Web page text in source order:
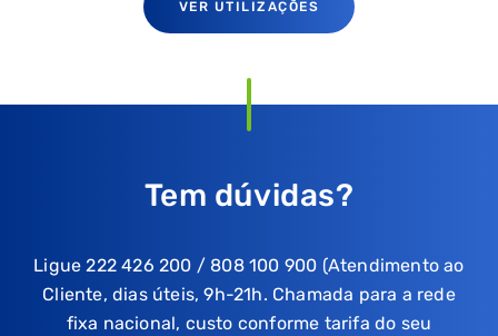
VER UTILIZAÇÕES
Tem dúvidas?
Ligue 222 426 200 / 808 100 900 (Atendimento ao
Cliente, dias úteis, 9h-21h. Chamada para a rede
fixa nacional, custo conforme tarifa do seu